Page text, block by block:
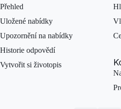
Přehled
Uložené nabídky
Upozornění na nabídky
Historie odpovědí
Vytvořit si životopis